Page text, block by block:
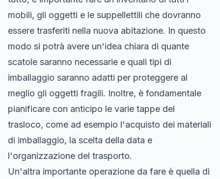
mobili, gli oggetti e le suppellettili che dovranno
essere trasferiti nella nuova abitazione. In questo
modo si potrà avere un'idea chiara di quante
scatole saranno necessarie e quali tipi di
imballaggio saranno adatti per proteggere al
meglio gli oggetti fragili. Inoltre, è fondamentale
pianificare con anticipo le varie tappe del
trasloco, come ad esempio l'acquisto dei materiali
di imballaggio, la scelta della data e
l'organizzazione del trasporto.
Un'altra importante operazione da fare è quella di